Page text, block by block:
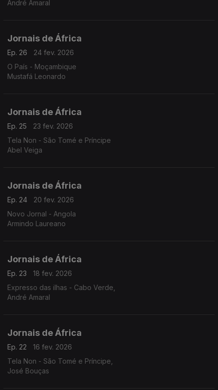
André Amaral
Jornais de África
Ep. 26
24 fev. 2026
O País - Moçambique
Mustafá Leonardo
Jornais de África
Ep. 25
23 fev. 2026
Tela Non - São Tomé e Príncipe
Abel Veiga
Jornais de África
Ep. 24
20 fev. 2026
Novo Jornal - Angola
Armindo Laureano
Jornais de África
Ep. 23
18 fev. 2026
Expresso das ilhas - Cabo Verde,
André Amaral
Jornais de África
Ep. 22
16 fev. 2026
Tela Non - São Tomé e Príncipe,
José Bouças